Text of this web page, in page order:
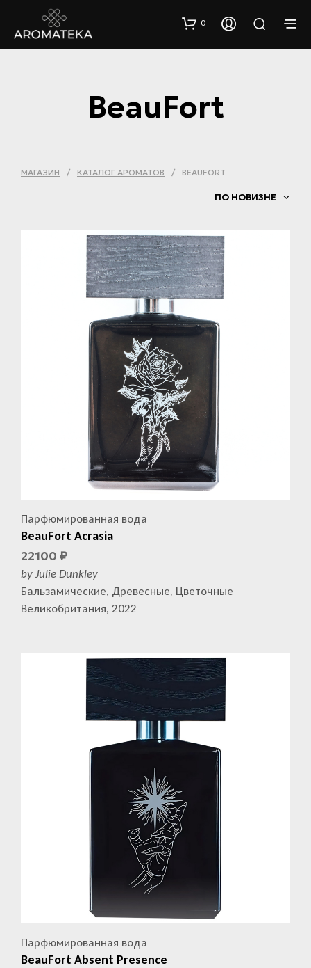
0
BeauFort
МАГАЗИН / КАТАЛОГ АРОМАТОВ / BEAUFORT
ПО НОВИЗНЕ
Парфюмированная вода
BeauFort Acrasia
22100 ₽
by Julie Dunkley
Бальзамические, Древесные, Цветочные
Великобритания, 2022
Парфюмированная вода
BeauFort Absent Presence